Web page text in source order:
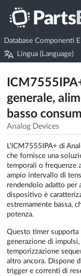
Database Componenti
Lingua (Language)
generale,
basso
Analog Devices
L'ICM7555IPA+ di
che fornisce una
temporali o frequenze
ampio intervallo di
rendendolo adatto per
dispositivo è
estremamente bassa,
potenza.
Questo timer supporta
generazione di
temporizzazione
altro ancora. Dispone
trigger e correnti di